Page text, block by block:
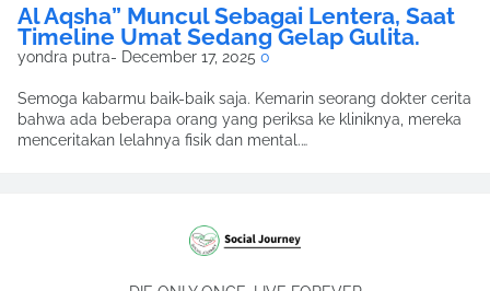
Al Aqsha” Muncul Sebagai Lentera, Saat
Timeline Umat Sedang Gelap Gulita.
yondra putra- December 17, 2025 0
Semoga kabarmu baik-baik saja. Kemarin seorang dokter cerita
bahwa ada beberapa orang yang periksa ke kliniknya, mereka
menceritakan lelahnya fisik dan mental.…